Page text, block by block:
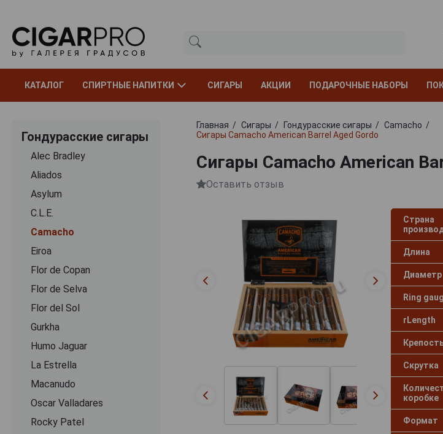
КАТАЛОГ СПИРТНЫЕ НАПИТКИ СИГАРЫ АКЦИИ ПОДАРОЧНЫЕ НАБОРЫ
Гондурасские сигары
Alec Bradley
Aliados
Asylum
C.L.E.
Camacho
Eiroa
Flor de Copan
Flor de Selva
Flor del Sol
Gurkha
Humo Jaguar
La Estrella
Macanudo
Oscar Valladares
Rocky Patel
Главная Сигары Гондурасские сигары
Camacho
Сигары Camacho American Barrel Aged Gordo
Сигары Camacho American
Оставить отзыв
Страна
Длина
Диаметр
Ring
rLength
Скрутка
коробке
Формат